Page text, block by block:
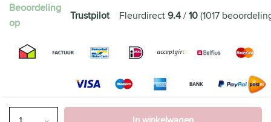
Beoordeling
op
Trustpilot Fleurdirect9.4/10(1017